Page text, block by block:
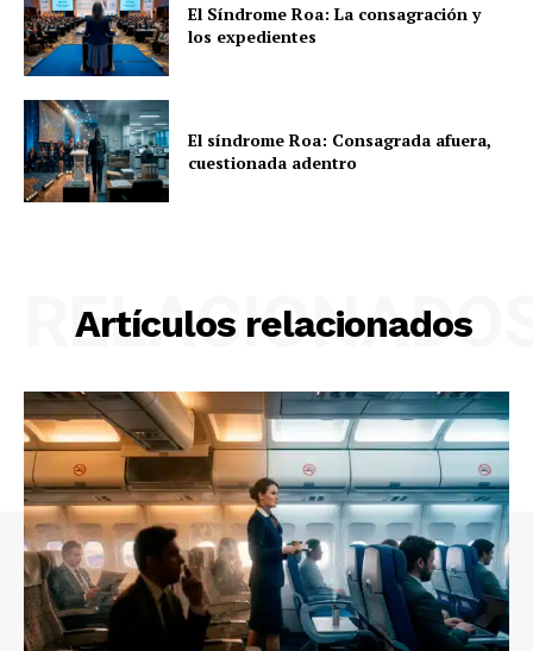
El Síndrome Roa: La consagración y
los expedientes
El síndrome Roa: Consagrada afuera,
cuestionada adentro
Artículos relacionados